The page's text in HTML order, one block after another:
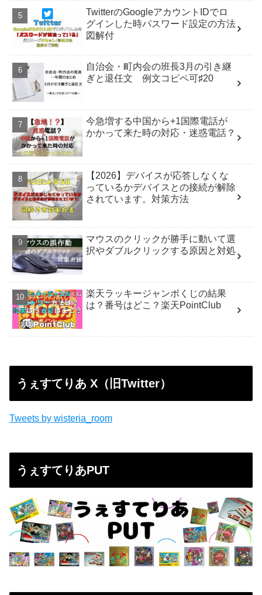
TwitterのGoogleアカウントIDでロ
グインした時パスワード設定の方法
図解付
自治会・町内会の班長3月の引き継
ぎと退任文 例文コピペ可♯20
今急増する中国から+1国際電話が
かかって来た時の対応・迷惑電話？
【2026】デバイスが応答しなくな
っているかデバイスとの接続が解除
されています。対策方法
マウスのクリックが勝手に動いて選
択やダブルクリックする原因と対処
楽天ラッキージャンボくじの結果
は？番号はどこ？楽天PointClub
うぇすてりあ X（旧Twitter）
Tweets by wisteria_room
うぇすてりあPUT